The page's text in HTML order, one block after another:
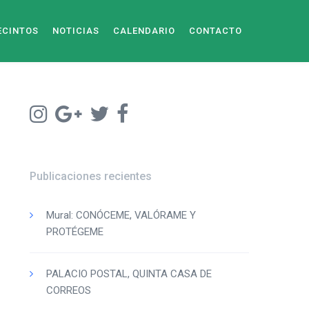
NOTICIAS CALENDARIO CONTACTO
Publicaciones recientes
Mural: CONÓCEME, VALÓRAME Y
PROTÉGEME
PALACIO POSTAL, QUINTA CASA DE
CORREOS